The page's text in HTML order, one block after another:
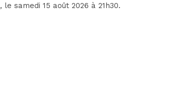
, le samedi 15 août 2026 à 21h30.